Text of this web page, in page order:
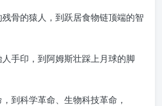
骨的猿人，到跃居食物链顶端的智
手印，到阿姆斯壮踩上月球的脚
到科学革命、生物科技革命，